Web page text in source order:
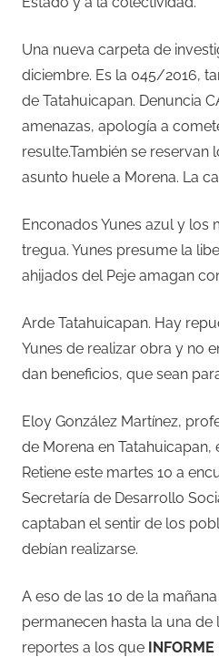
Una nueva carpeta de
diciembre. Es la 045/2016,
de Tatahuicapan. Denuncia
amenazas, apología a
resulte.También se reservan
asunto huele a Morena. La
Enconados Yunes azul y los
tregua. Yunes presume la
ahijados del Peje amagan
Arde Tatahuicapan. Hay
Yunes de realizar obra y no
dan beneficios, que sean
Eloy González Martínez,
de Morena en
Retiene este martes 10 a
Secretaría de Desarrollo
captaban el sentir de los
debían realizarse.
A eso de las 10 de la
permanecen hasta la una de
reportes a los que INFORME